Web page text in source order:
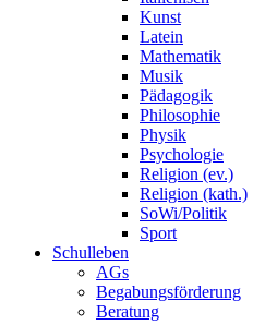
Kunst
Latein
Mathematik
Musik
Pädagogik
Philosophie
Physik
Psychologie
Religion (ev.)
Religion (kath.)
SoWi/Politik
Sport
Schulleben
AGs
Begabungsförderung
Beratung